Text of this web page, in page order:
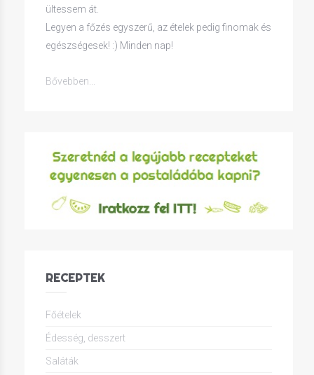
ültessem át.
Legyen a főzés egyszerű, az ételek pedig finomak és
egészségesek! :) Minden nap!
Bővebben...
RECEPTEK
Főételek
Édesség, desszert
Saláták